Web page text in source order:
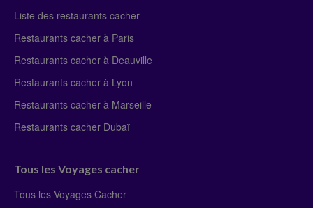
Liste des restaurants cacher
Restaurants cacher à Paris
Restaurants cacher à Deauville
Restaurants cacher à Lyon
Restaurants cacher à Marseille
Restaurants cacher Dubaï
Tous les Voyages cacher
Tous les Voyages Cacher